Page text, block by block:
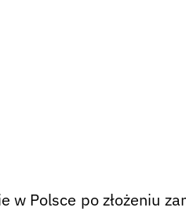
Polsce po złożeniu